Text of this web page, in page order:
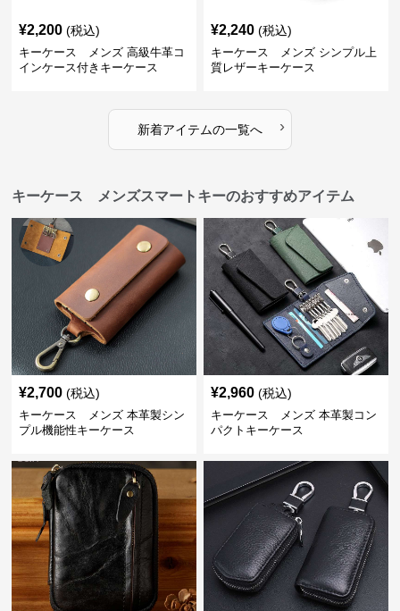
¥2,200 (税込)
キーケース メンズ 高級牛革コ
インケース付きキーケース
¥2,240 (税込)
キーケース メンズ シンプル上
質レザーキーケース
新着アイテムの一覧へ ›
キーケース メンズスマートキーのおすすめアイテム
¥2,700 (税込)
キーケース メンズ 本革製シン
プル機能性キーケース
¥2,960 (税込)
キーケース メンズ 本革製コン
パクトキーケース